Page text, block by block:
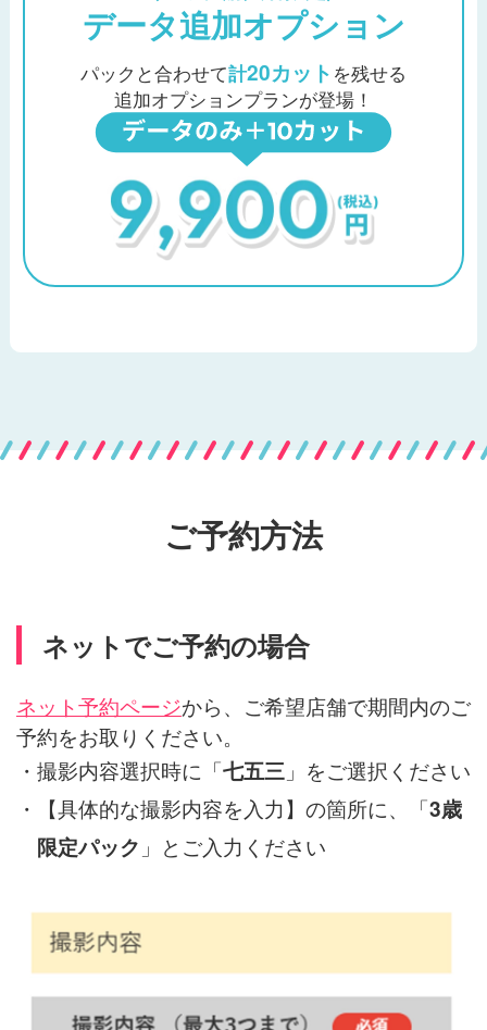
データ追加オプション
パックと合わせて計20カット を残せる
追加オプションプランが登場！
ご予約方法
ネットでご予約の場合
ネット予約ページから、ご希望店舗で期間内のご
予約をお取りください。
・撮影内容選択時に「七五三」をご選択ください
・【具体的な撮影内容を入力】の箇所に、「3歳
限定パック 」とご入力ください